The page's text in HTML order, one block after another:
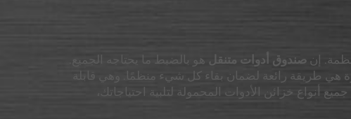
إن صندوق أدوات متنقل هو بالضبط ما يحتاجه الجميع.
هي طريقة رائعة لضمان بقاء كل شيء منظمًا. وهي قابلة
للنقل بشكل كبير، حيث يمكنك ببساطة سحبها وتحريك هذه الخزانة إلى أي مكان تريده. توفر شركة Goldenline جميع أنواع خزائن الأدوات المحمولة لتلبية احتياجاتك،